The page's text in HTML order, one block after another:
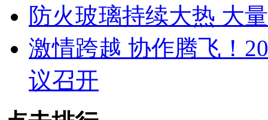
防火玻璃持续大热 大
激情跨越 协作腾飞！
议召开